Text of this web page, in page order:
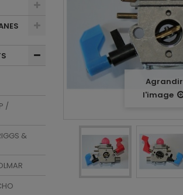
/
&
Agrandir
l'image